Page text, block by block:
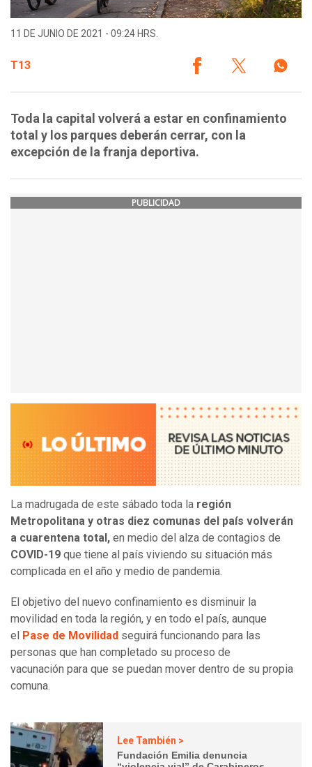
11 DE JUNIO DE 2021 - 09:24 HRS.
T13
Toda la capital volverá a estar en confinamiento
total y los parques deberán cerrar, con la
excepción de la franja deportiva.
PUBLICIDAD
La madrugada de este sábado toda la región
Metropolitana y otras diez comunas del país volverán
a cuarentena total, en medio del alza de contagios de
COVID-19 que tiene al país viviendo su situación más
complicada en el año y medio de pandemia.
El objetivo del nuevo confinamiento es disminuir la
movilidad en toda la región, y en todo el país, aunque
el
Pase de Movilidad seguirá funcionando para las
personas que han completado su proceso de
vacunación para que se puedan mover dentro de su propia
comuna.
Lee También >
Fundación Emilia denuncia